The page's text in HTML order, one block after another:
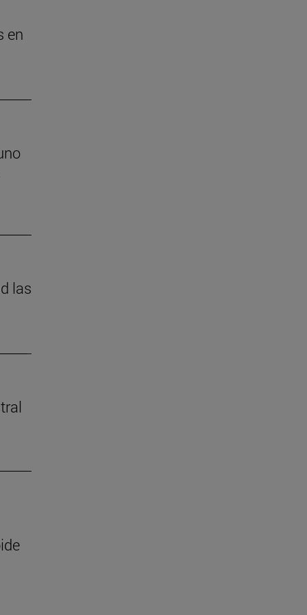
en
las